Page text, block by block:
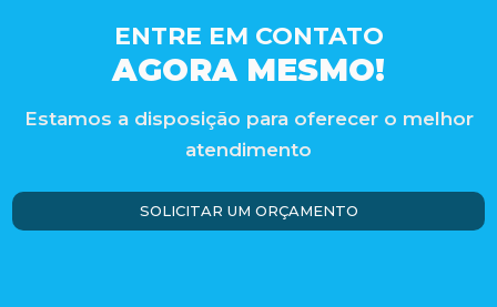
ENTRE EM CONTATO
AGORA MESMO!
Estamos a disposição para oferecer o melhor
atendimento
SOLICITAR UM ORÇAMENTO